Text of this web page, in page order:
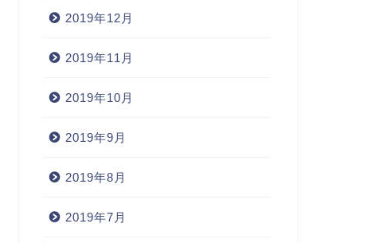
2019年12月
2019年11月
2019年10月
2019年9月
2019年8月
2019年7月